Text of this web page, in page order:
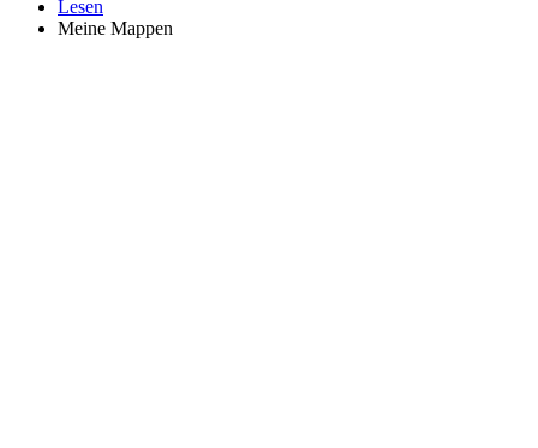
Lesen
Meine Mappen